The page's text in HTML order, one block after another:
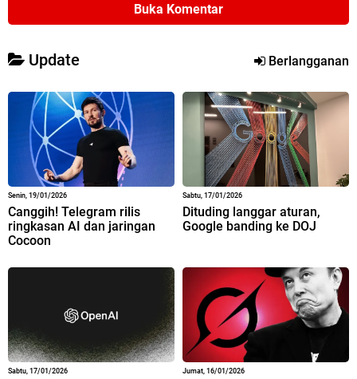
Buka Komentar
Update Berlangganan
Senin, 19/01/2026
Canggih! Telegram rilis
ringkasan AI dan jaringan
Cocoon
Sabtu, 17/01/2026
Dituding langgar aturan,
Google banding ke DOJ
Sabtu, 17/01/2026 Jumat, 16/01/2026